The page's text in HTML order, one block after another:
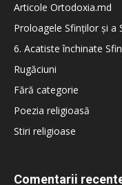
Articole Ortodoxia.md
Proloagele Sfinților și a
6. Acatiste închinate
Rugăciuni
Fără categorie
Poezia religioasă
Stiri religioase
Comentarii